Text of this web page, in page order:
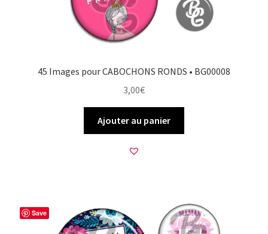
45 Images pour CABOCHONS RONDS • BG00008
3,00€
Ajouter au panier
Save